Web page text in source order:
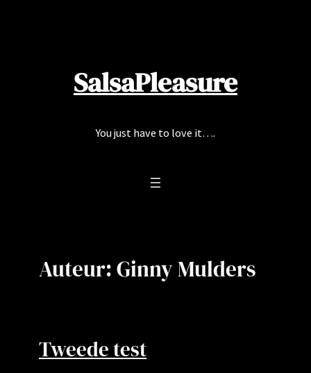
SalsaPleasure
You just have to love it….
Auteur:Ginny Mulders
Tweede test